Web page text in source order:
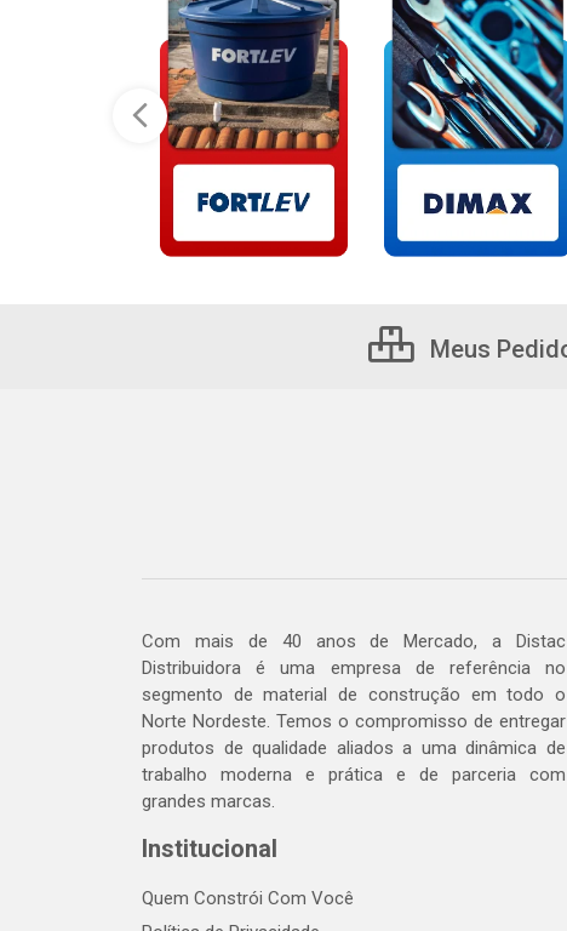
Meus
Com mais de 40 anos de Mercado, a Distac
Distribuidora é uma empresa de referência no
segmento de material de construção em todo o
Norte Nordeste. Temos o compromisso de entregar
produtos de qualidade aliados a uma dinâmica de
trabalho moderna e prática e de parceria com
grandes marcas.
Institucional
Quem Constrói Com Você